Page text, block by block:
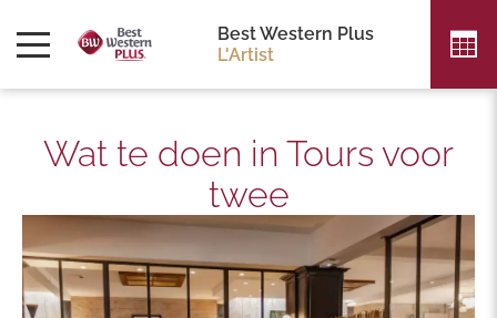
Best Western Plus
L'Artist
Wat te doen in Tours voor
twee